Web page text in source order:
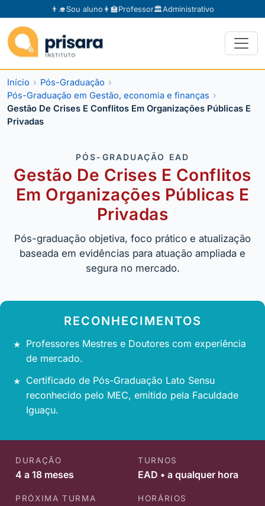
👨‍🎓Sou aluno 👩‍🏫Professor🏛️Administrativo
Início
Pós-Graduação
Pós-Graduação em Gestão, economia e finanças
Gestão De Crises E Conflitos Em Organizações Públicas E
Privadas
PÓS-GRADUAÇÃO EAD
Gestão De Crises E Conflitos
Em Organizações Públicas E
Privadas
Pós-graduação objetiva, foco prático e atualização
baseada em evidências para atuação ampliada e
segura no mercado.
RECONHECIMENTOS
Professores Mestres e Doutores com experiência
de mercado.
Certificado de Pós-Graduação Lato Sensu
reconhecido pelo MEC, emitido pela Faculdade
Iguaçu.
DURAÇÃO
4 a 18 meses
TURNOS
EAD • a qualquer hora
PRÓXIMA TURMA HORÁRIOS